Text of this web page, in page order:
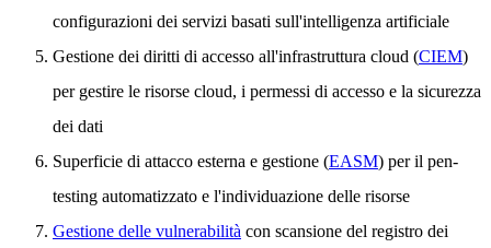
configurazioni dei servizi basati sull'intelligenza artificiale
Gestione dei diritti di accesso all'infrastruttura cloud (CIEM)
per gestire le risorse cloud, i permessi di accesso e la sicurezza
dei dati
Superficie di attacco esterna e gestione (EASM) per il pen-
testing automatizzato e l'individuazione delle risorse
Gestione delle vulnerabilità con scansione del registro dei